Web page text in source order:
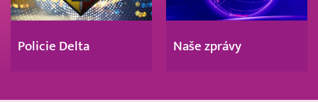
Policie Delta Naše zprávy